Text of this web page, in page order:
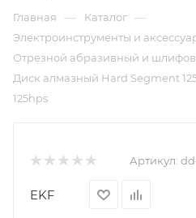
Главная — Каталог —
Электроинструменты и
Отрезной абразивный и
Диск алмазный Hard Segment
125hps
Артикул:
EKF